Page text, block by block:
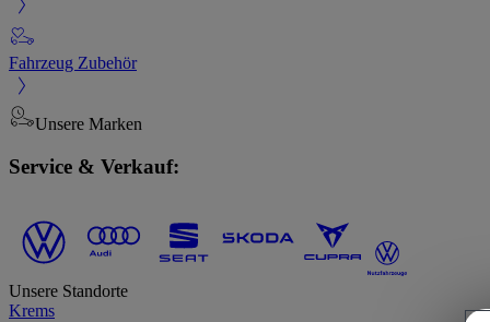
Fahrzeug Zubehör
Unsere Marken
Service & Verkauf:
Unsere Standorte
Krems